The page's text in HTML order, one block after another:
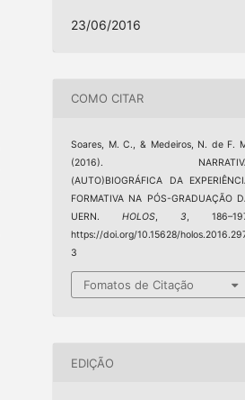
23/06/2016
COMO CITAR
Soares, M. C., & Medeiros, N. de F.
(2016).
(AUTO)BIOGRÁFICA DA
FORMATIVA NA PÓS-GRADUAÇÃO
UERN.HOLOS ,3 ,
https://doi.org/10.15628/
3
Fomatos de Citação
EDIÇÃO